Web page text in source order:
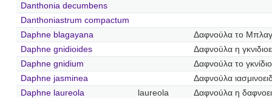
Danthonia decumbens
Danthoniastrum compactum
Daphne blagayana
Δαφνούλα το
Daphne gnidioides
Δαφνούλα η
Daphne gnidium
Δαφνούλα το γκνίδιο
Daphne jasminea
Δαφνούλα
Daphne laureola
laureola
Δαφνούλα η